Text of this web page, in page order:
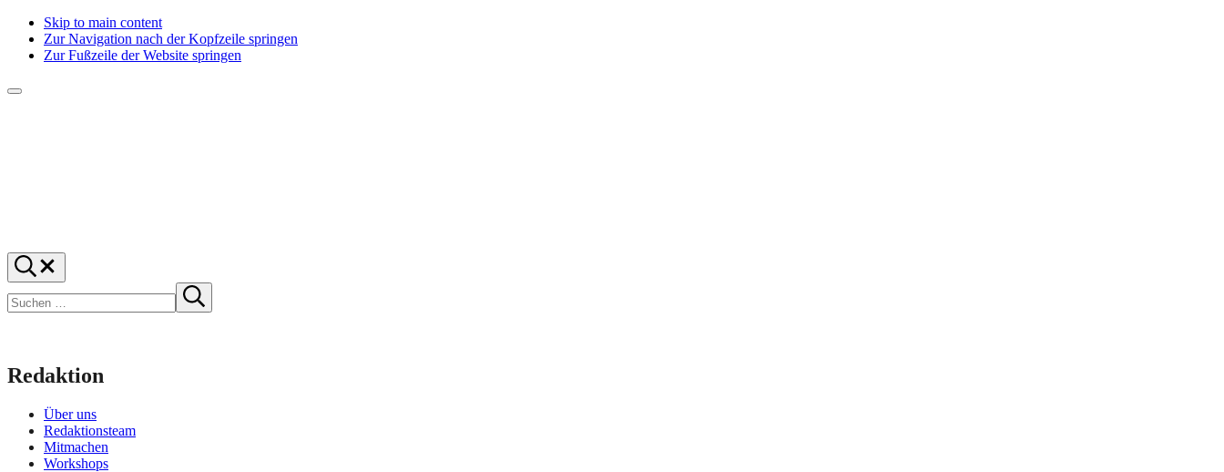
Skip to main content
Zur Navigation nach der Kopfzeile springen
Zur Fußzeile der Website springen
Menü
f1rstlife
Und
was
denkst
du?
Suchen
…
Suche
starten
Redaktion
Über uns
Redaktionsteam
Mitmachen
Workshops